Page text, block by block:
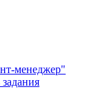
менеджер"